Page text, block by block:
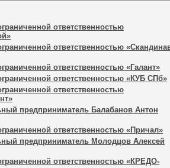
ответственностью
ответственностью
ответственностью «Галант»
ответственностью «КУБ СПб»
ответственностью
предприниматель Балабанов Антон
ответственностью «Причал»
предприниматель Молодцов Алексей
ответственностью «КРЕДО-